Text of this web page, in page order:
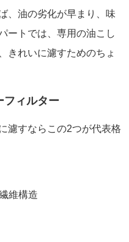
、油の劣化が早まり、味
ートでは、専用の油こし
きれいに濾すためのちょ
フィルター
濾すならこの2つが代表格
維構造